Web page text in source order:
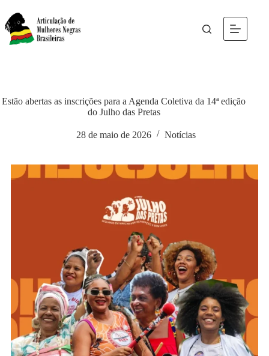
Estão abertas as inscrições para a Agenda Coletiva da 14ª edição
do Julho das Pretas
28 de maio de 2026 Notícias